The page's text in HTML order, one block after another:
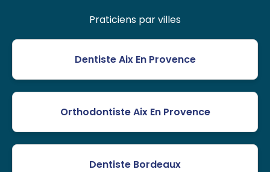
Praticiens par villes
Dentiste Aix En Provence
Orthodontiste Aix En Provence
Dentiste Bordeaux